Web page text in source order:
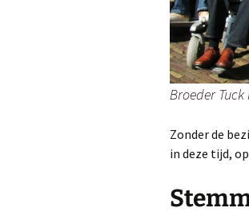
Broeder Tuck
Zonder de
in deze tijd,